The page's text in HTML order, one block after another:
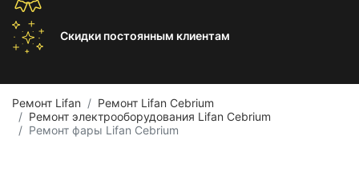
Скидки постоянным клиентам
Ремонт Lifan
Ремонт Lifan Cebrium
Ремонт электрооборудования Lifan Cebrium
Ремонт фары Lifan Cebrium